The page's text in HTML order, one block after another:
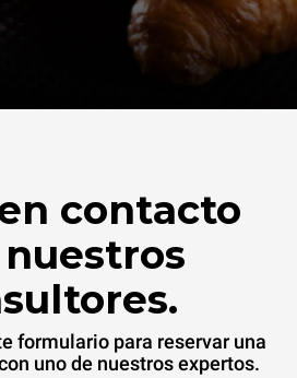
contacto
formulario para reservar una
uno de nuestros expertos.